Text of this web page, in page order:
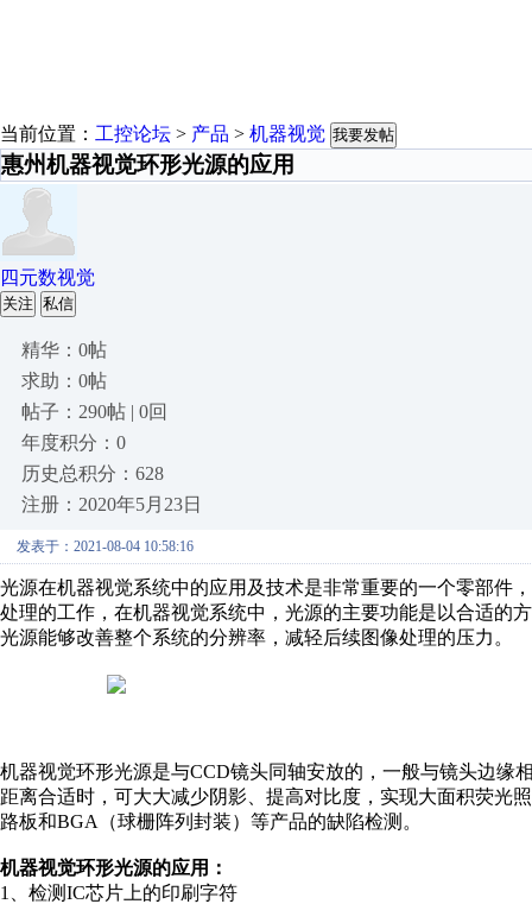
当前位置： 工控论坛 > 产品 > 机器视觉 我要发帖
惠州机器视觉环形光源的应用
四元数视觉
关注 私信
精华：0帖
求助：0帖
帖子：290帖 | 0回
年度积分：0
历史总积分：628
注册：2020年5月23日
发表于：2021-08-04 10:58:16
光源在机器视觉系统中的应用及技术是非常重要的一个零部件
处理的工作，在机器视觉系统中，光源的主要功能是以合适的
光源能够改善整个系统的分辨率，减轻后续图像处理的压力。
机器视觉环形光源是与CCD镜头同轴安放的，一般与镜头边缘
距离合适时，可大大减少阴影、提高对比度，实现大面积荧光
路板和BGA（球栅阵列封装）等产品的缺陷检测。
机器视觉环形光源的应用：
1、检测IC芯片上的印刷字符